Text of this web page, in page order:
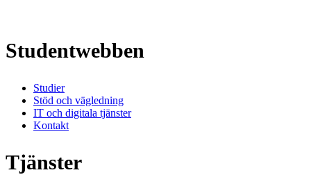
Studentwebben
Studier
Stöd och vägledning
IT och digitala tjänster
Kontakt
Tjänster